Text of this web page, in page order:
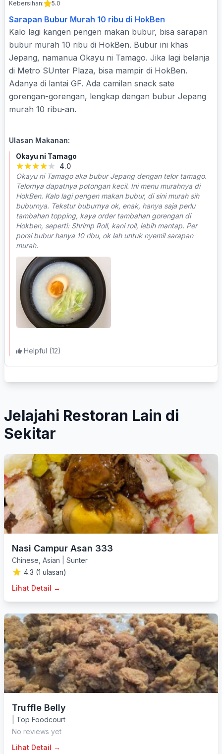
Kebersihan: 5.0
Sarapan Bubur Murah 10 ribu di HokBen
Kalo lagi kangen pengen makan bubur, bisa sarapan
bubur murah 10 ribu di HokBen. Bubur ini khas
Jepang, namanua Okayu ni Tamago. Jika lagi belanja
di Metro SUnter Plaza, bisa mampir di HokBen.
Adanya di lantai GF. Ada camilan snack sate
gorengan-gorengan, lengkap dengan bubur Jepang
murah 10 ribu-an.
Ulasan Makanan:
Okayu ni Tamago
4.0
Okayu ni Tamago aka bubur Jepang dengan telor tamago.
Telornya dapatnya potongan kecil. Ini menu murahnya di
HokBen. Kalo lagi pengen makan bubur, di sini murah sih
buburnya. Tekstur buburnya ok, enak, hanya saja perlu
tambahan topping, kaya order tambahan gorengan di
Hokben, seperti: Shrimp Roll, kani roll, lebih mantap. Per
porsi bubur hanya 10 ribu, ok lah untuk nyemil sarapan
murah.
Helpful (12)
Jelajahi Restoran Lain di
Sekitar
Nasi Campur Asan 333
Chinese Asian
Sunter
4.3 (1 ulasan)
Lihat Detail →
Truffle Belly
Top Foodcourt
No reviews yet
Lihat Detail →